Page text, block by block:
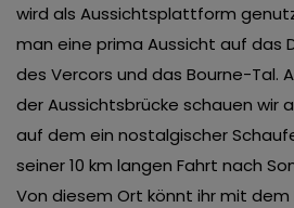
wird als Aussichtsplattform
man eine prima Aussicht auf das
des Vercors und das Bourne-Tal.
der Aussichtsbrücke schauen wir
auf dem ein nostalgischer
seiner 10 km langen Fahrt nach
Von diesem Ort könnt ihr mit